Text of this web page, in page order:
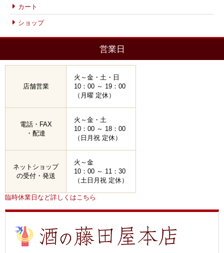
カート
ショップ
営業日
店舗営業
火～金・土・日
10：00 ～ 19：00
（月曜 定休）
電話・FAX
・配達
火～金・土
10：00 ～ 18：00
（日月祝 定休）
ネットショップ
の受付・発送
火～金
10：00 ～ 11：30
（土日月祝 定休）
臨時休業日など詳しくはこちら